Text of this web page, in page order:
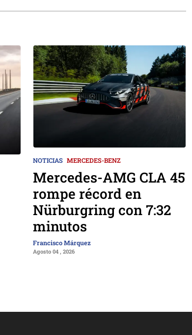
NOTICIAS MERCEDES-BENZ
Mercedes-AMG CLA 45
rompe récord en
Nürburgring con 7:32
minutos
Francisco Márquez
Agosto 04 , 2026